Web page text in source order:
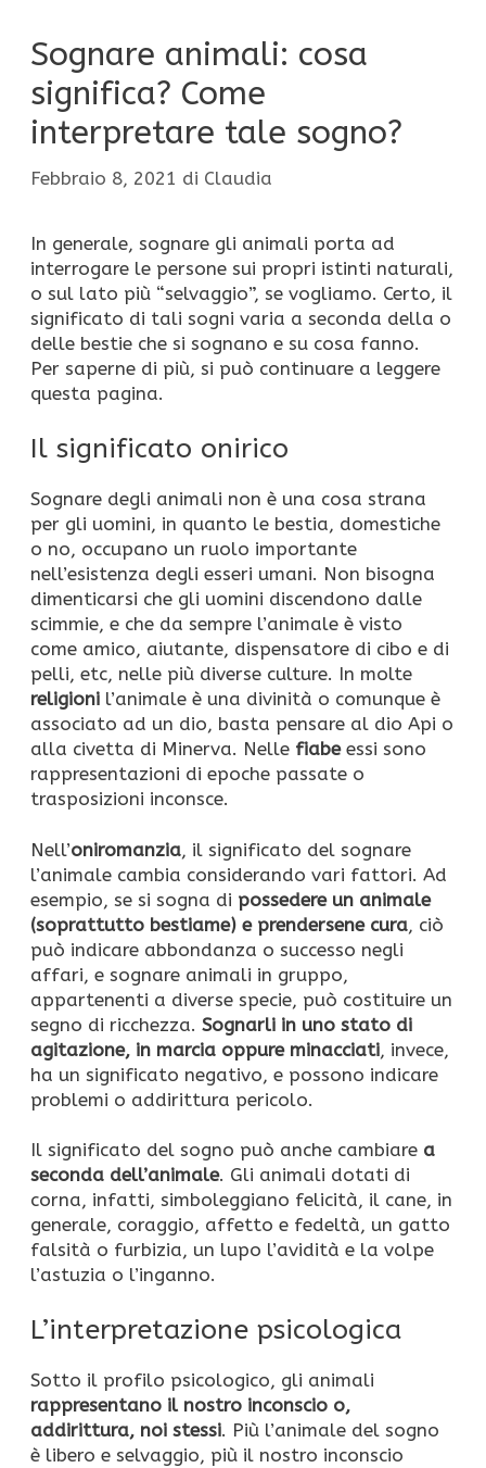
Sognare animali: cosa
significa? Come
interpretare tale sogno?
Febbraio 8, 2021 di Claudia
In generale, sognare gli animali porta ad
interrogare le persone sui propri istinti naturali,
o sul lato più “selvaggio”, se vogliamo. Certo, il
significato di tali sogni varia a seconda della o
delle bestie che si sognano e su cosa fanno.
Per saperne di più, si può continuare a leggere
questa pagina.
Il significato onirico
Sognare degli animali non è una cosa strana
per gli uomini, in quanto le bestia, domestiche
o no, occupano un ruolo importante
nell’esistenza degli esseri umani. Non bisogna
dimenticarsi che gli uomini discendono dalle
scimmie, e che da sempre l’animale è visto
come amico, aiutante, dispensatore di cibo e di
pelli, etc, nelle più diverse culture. In molte
religioni l’animale è una divinità o comunque è
associato ad un dio, basta pensare al dio Api o
alla civetta di Minerva. Nelle fiabeessi sono
rappresentazioni di epoche passate o
trasposizioni inconsce.
Nell’oniromanzia, il significato del sognare
l’animale cambia considerando vari fattori. Ad
esempio, se si sogna di possedere un animale
(soprattutto bestiame) e prendersene cura, ciò
può indicare abbondanza o successo negli
affari, e sognare animali in gruppo,
appartenenti a diverse specie, può costituire un
segno di ricchezza. Sognarli in uno stato di
agitazione, in marcia oppure minacciati, invece,
ha un significato negativo, e possono indicare
problemi o addirittura pericolo.
Il significato del sogno può anche cambiare a
seconda dell’animale. Gli animali dotati di
corna, infatti, simboleggiano felicità, il cane, in
generale, coraggio, affetto e fedeltà, un gatto
falsità o furbizia, un lupo l’avidità e la volpe
l’astuzia o l’inganno.
L’interpretazione psicologica
Sotto il profilo psicologico, gli animali
rappresentano il nostro inconscio o,
addirittura, noi stessi. Più l’animale del sogno
è libero e selvaggio, più il nostro inconscio